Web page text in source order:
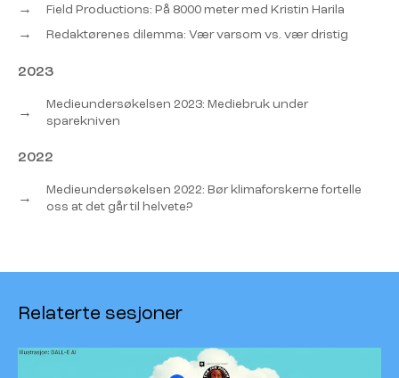
→ Field Productions: På 8000 meter med Kristin Harila
→ Redaktørenes dilemma: Vær varsom vs. vær dristig
2023
→
Medieundersøkelsen 2023: Mediebruk under
sparekniven
2022
→
Medieundersøkelsen 2022: Bør klimaforskerne fortelle
oss at det går til helvete?
Relaterte sesjoner